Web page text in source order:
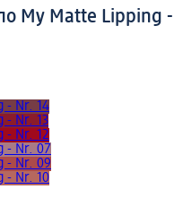
My Matte Lipping -
- Nr. 14
- Nr. 13
- Nr. 12
- Nr. 07
- Nr. 09
- Nr. 10